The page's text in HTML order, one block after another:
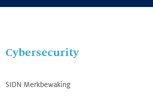
Cybersecurity
SIDN Merkbewaking